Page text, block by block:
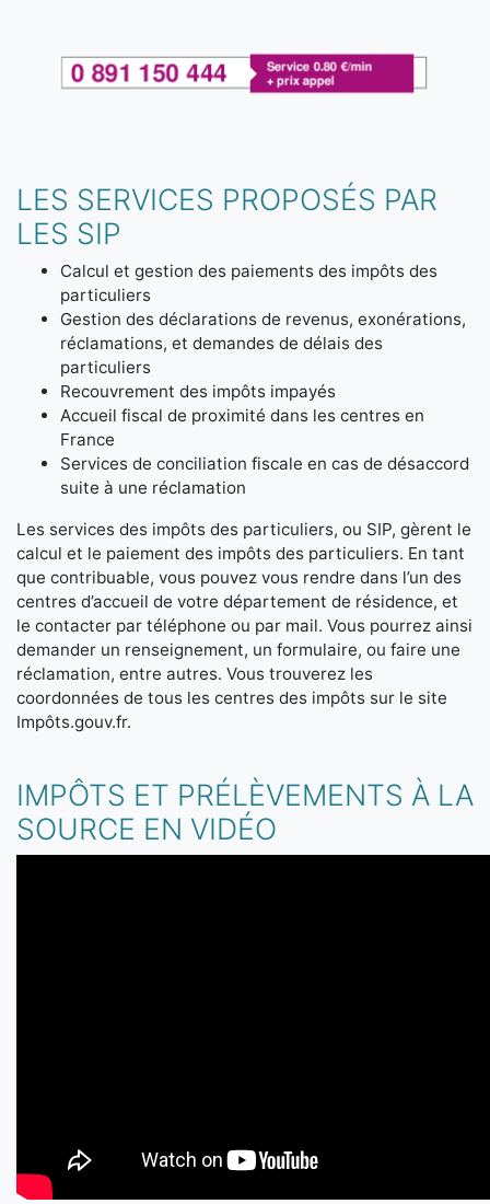
LES SERVICES PROPOSÉS PAR
LES SIP
Calcul et gestion des paiements des impôts des
particuliers
Gestion des déclarations de revenus, exonérations,
réclamations, et demandes de délais des
particuliers
Recouvrement des impôts impayés
Accueil fiscal de proximité dans les centres en
France
Services de conciliation fiscale en cas de désaccord
suite à une réclamation
Les services des impôts des particuliers, ou SIP, gèrent le
calcul et le paiement des impôts des particuliers. En tant
que contribuable, vous pouvez vous rendre dans l’un des
centres d’accueil de votre département de résidence, et
le contacter par téléphone ou par mail. Vous pourrez ainsi
demander un renseignement, un formulaire, ou faire une
réclamation, entre autres. Vous trouverez les
coordonnées de tous les centres des impôts sur le site
Impôts.gouv.fr.
IMPÔTS ET PRÉLÈVEMENTS À LA
SOURCE EN VIDÉO